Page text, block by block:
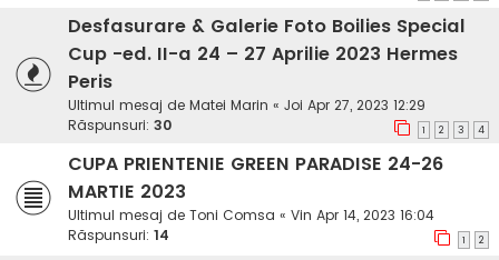
Desfasurare & Galerie Foto Boilies Special
Cup -ed. II-a 24 – 27 Aprilie 2023 Hermes
Peris
Ultimul mesaj de Matei Marin « Joi Apr 27, 2023 12:29
Răspunsuri: 30 1 2 3 4
CUPA PRIENTENIE GREEN PARADISE 24-26
MARTIE 2023
Ultimul mesaj de Toni Comsa « Vin Apr 14, 2023 16:04
Răspunsuri: 14 1 2